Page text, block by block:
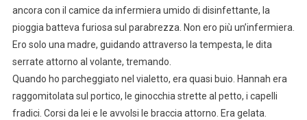
ancora con il camice da infermiera umido di disinfettante, la
pioggia batteva furiosa sul parabrezza. Non ero più un’infermiera.
Ero solo una madre, guidando attraverso la tempesta, le dita
serrate attorno al volante, tremando.
Quando ho parcheggiato nel vialetto, era quasi buio. Hannah era
raggomitolata sul portico, le ginocchia strette al petto, i capelli
fradici. Corsi da lei e le avvolsi le braccia attorno. Era gelata.